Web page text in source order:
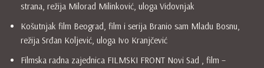
strana, režija Milorad Milinković, uloga Vidovnjak
Košutnjak film Beograd, film i serija Branio sam Mladu Bosnu,
režija Srđan Koljević, uloga Ivo Kranjčević
Filmska radna zajednica FILMSKI FRONT Novi Sad , film –